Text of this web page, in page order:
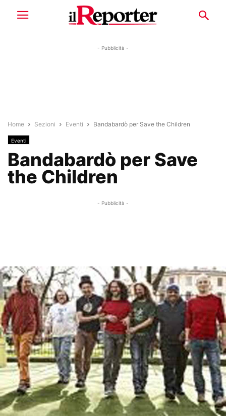
- Pubblicità -
Home Sezioni Eventi Bandabardò per Save the Children
Eventi
Bandabardò per Save
the Children
- Pubblicità -